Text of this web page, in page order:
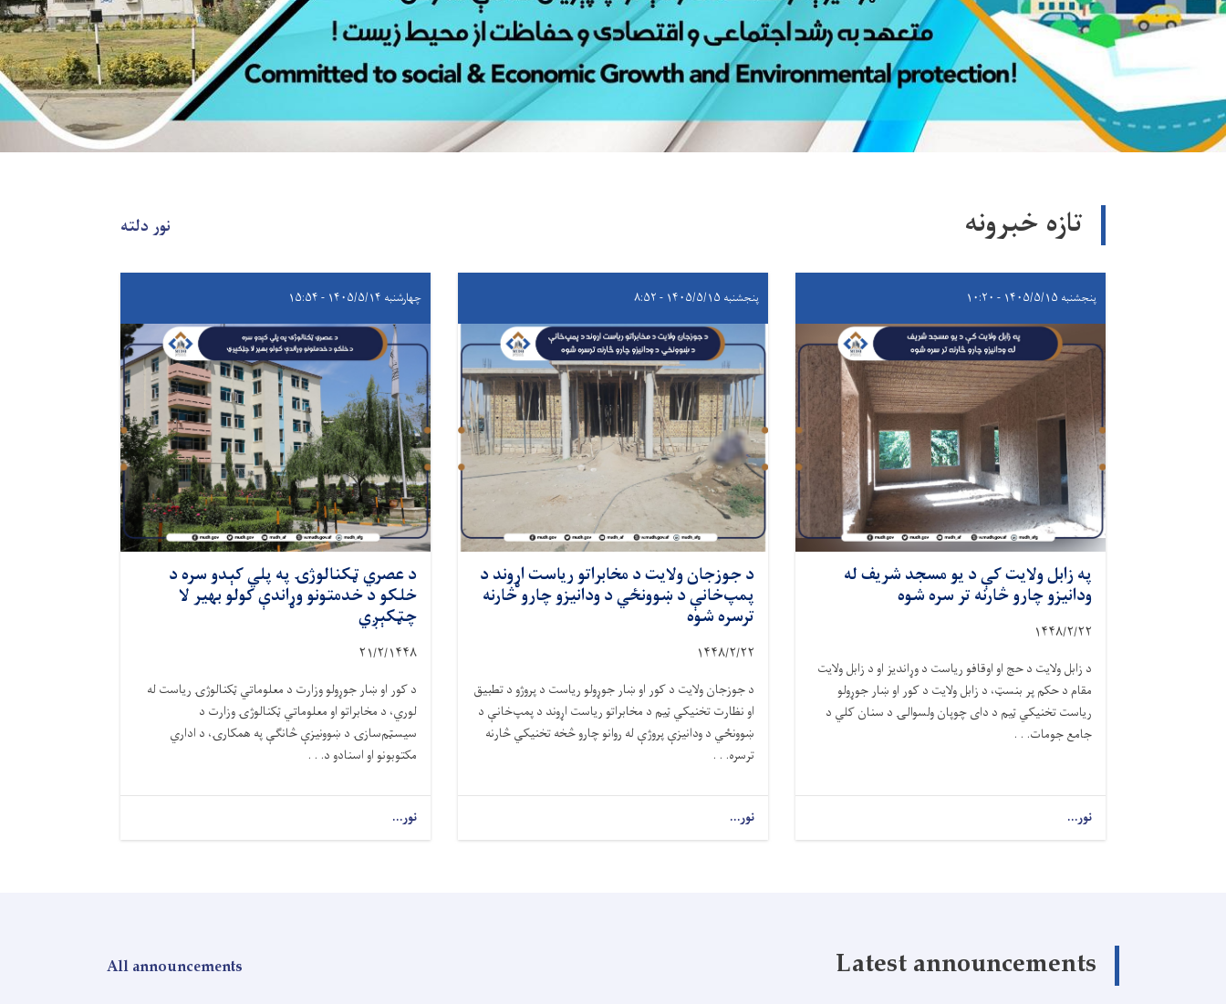
تازه خبرونه نور دلته
پنجشنبه ۱۴۰۵/۵/۱۵ - ۱۰:۲۰
په زابل ولایت کې د یو مسجد شریف له
ودانیزو چارو څارنه تر سره شوه
۱۴۴۸/۲/۲۲
د زابل ولایت د حج او اوقافو ریاست د وړاندیز او د زابل ولایت
مقام د حکم پر بنسټ، د زابل ولایت د کور او ښار جوړولو
ریاست تخنیکي ټیم د دای چوپان ولسوالۍ د سنان کلي د
جامع جومات. . .
نور...
پنجشنبه ۱۴۰۵/۵/۱۵ - ۸:۵۲
د جوزجان ولایت د مخابراتو ریاست اړوند د
پمپ‌خانې د ښوونځي د ودانیزو چارو څارنه
ترسره شوه
۱۴۴۸/۲/۲۲
د جوزجان ولایت د کور او ښار جوړولو ریاست د پروژو د تطبیق
او نظارت تخنیکي ټیم د مخابراتو ریاست اړوند د پمپ‌خانې د
ښوونځي د ودانیزې پروژې له روانو چارو څخه تخنیکي څارنه
ترسره. . .
نور...
چهارشنبه ۱۴۰۵/۵/۱۴ - ۱۵:۵۴
د عصري ټکنالوژۍ په پلي کېدو سره د
خلکو د خدمتونو وړاندې کولو بهیر لا
چټکېږي
۲۱/۲/۱۴۴۸
د کور او ښار جوړولو وزارت د معلوماتي ټکنالوژۍ ریاست له
لوري، د مخابراتو او معلوماتي ټکنالوژۍ وزارت د
سیسټم‌سازۍ د ښوونیزې څانګې په همکارۍ، د اداري
مکتوبونو او اسنادو د. . .
نور...
Latest announcements
All announcements